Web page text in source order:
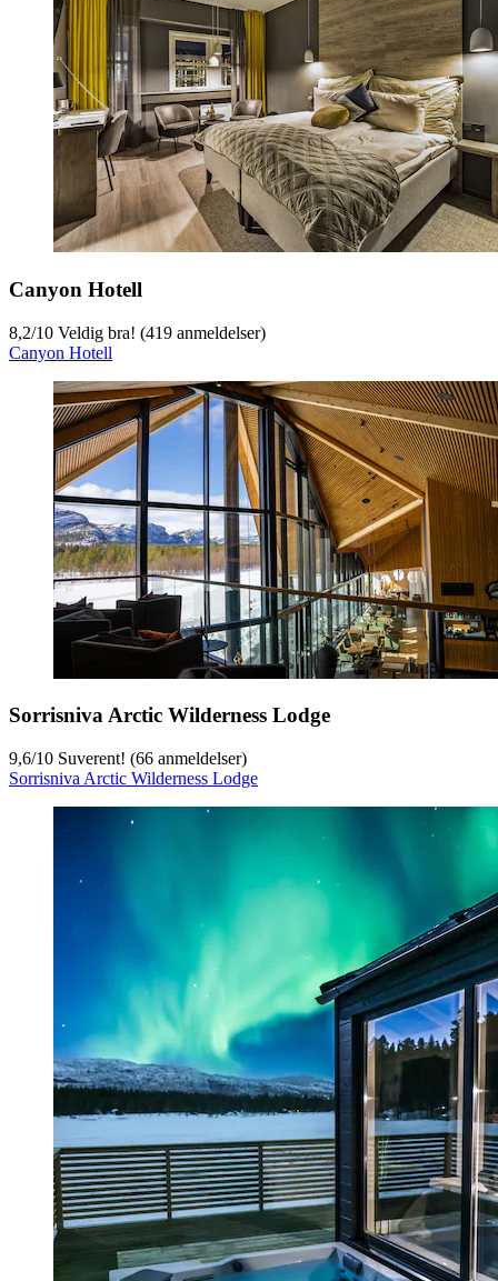
Canyon Hotell
8,2/10 Veldig bra! (419 anmeldelser)
Canyon Hotell
Sorrisniva Arctic Wilderness Lodge
9,6/10 Suverent! (66 anmeldelser)
Sorrisniva Arctic Wilderness Lodge